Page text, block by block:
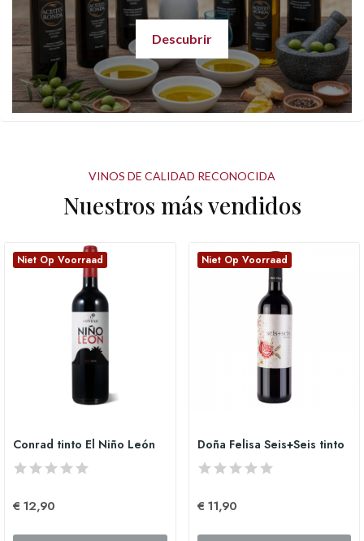
Descubrir
VINOS DE CALIDAD RECONOCIDA
Nuestros más vendidos
Niet Op Voorraad
Conrad tinto El Niño León
€ 12,90
Niet Op Voorraad
Doña Felisa Seis+Seis tinto
€ 11,90